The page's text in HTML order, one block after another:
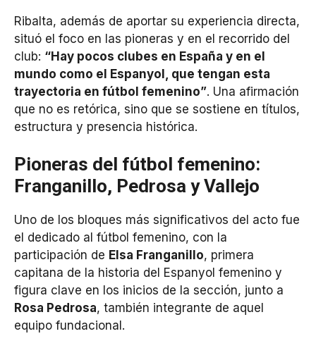
Ribalta, además de aportar su experiencia directa,
situó el foco en las pioneras y en el recorrido del
club: “Hay pocos clubes en España y en el
mundo como el Espanyol, que tengan esta
trayectoria en fútbol femenino”. Una afirmación
que no es retórica, sino que se sostiene en títulos,
estructura y presencia histórica.
Pioneras del fútbol femenino:
Franganillo, Pedrosa y Vallejo
Uno de los bloques más significativos del acto fue
el dedicado al fútbol femenino, con la
participación de Elsa Franganillo, primera
capitana de la historia del Espanyol femenino y
figura clave en los inicios de la sección, junto a
Rosa Pedrosa, también integrante de aquel
equipo fundacional.